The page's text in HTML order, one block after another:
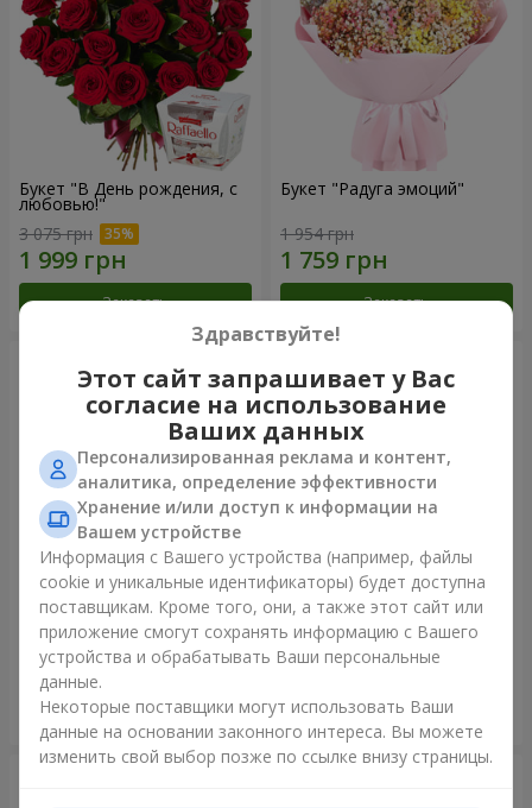
Букет "В День рождения, с
любовью!"
3 075 грн
Заказать
Букет "Радуга эмоций"
1 954 грн
Заказать
Цветы в коробке "Счастья
не избежать"
1 716 грн
Заказать
Букет в упаковке "21
красная роза!"
2 249 грн
Заказать
Здравствуйте!
Этот сайт запрашивает у Вас
согласие на использование
Ваших данных
Персонализированная реклама и контент,
аналитика, определение эффективности
Хранение и/или доступ к информации на
Вашем устройстве
Информация с Вашего устройства (например, файлы
cookie и уникальные идентификаторы) будет доступна
поставщикам. Кроме того, они, а также этот сайт или
приложение смогут сохранять информацию с Вашего
устройства и обрабатывать Ваши персональные
данные.
Некоторые поставщики могут использовать Ваши
данные на основании законного интереса. Вы можете
изменить свой выбор позже по ссылке внизу страницы.